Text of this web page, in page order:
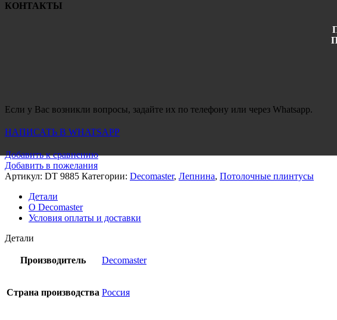
КОНТАКТЫ
Если у Вас возникли вопросы, задайте их по телефону или через Whatsapp.
НАПИСАТЬ В WHATSAPP
Добавить к сравнению
Добавить в пожелания
Артикул: DT 9885 Категории: Decomaster, Лепнина, Потолочные плинтусы
Детали
О Decomaster
Условия оплаты и доставки
Детали
Производитель Decomaster
Страна производства Россия